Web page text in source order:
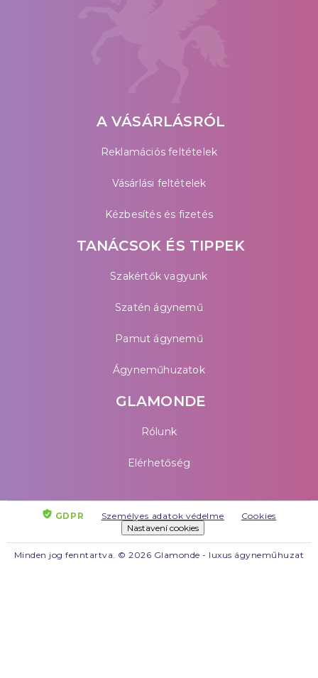
A VÁSÁRLÁSRÓL
Reklamációs feltételek
Vásárlási feltételek
Kézbesítés és fizetés
TANÁCSOK ÉS TIPPEK
Szakértők vagyunk
Szatén ágynemű
Pamut ágynemű
Ágyneműhuzatok
GLAMONDE
Rólunk
Elérhetőség
GDPR Személyes adatok védelme
Cookies
Nastavení cookies
Minden jog fenntartva. © 2026 Glamonde - luxus ágyneműhuzat